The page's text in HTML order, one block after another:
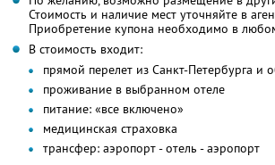
Стоимость и наличие мест уточняйте в
Приобретение купона необходимо в
В стоимость входит:
прямой перелет из Санкт-Петербурга и
проживание в выбранном отеле
питание: «все включено»
медицинская страховка
трансфер: аэропорт - отель - аэропорт